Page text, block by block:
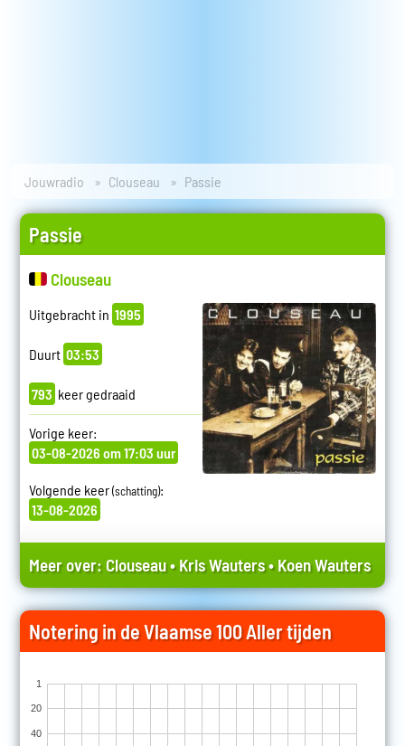
Jouwradio Clouseau Passie
Passie
Clouseau
Uitgebracht in 1995
Duurt 03:53
793 keer gedraaid
Vorige keer:
03-08-2026 om 17:03 uur
Volgende keer(schatting):
13-08-2026
Meer over: Clouseau•Kris Wauters•Koen Wauters
Notering in de Vlaamse 100 Aller tijden
1
20
40